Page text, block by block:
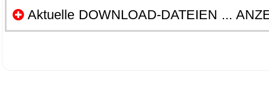
Aktuelle DOWNLOAD-DATEIEN ...